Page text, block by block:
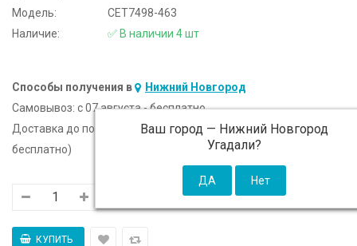
Модель:
CET7498-463
Наличие:
✅ В наличии 4 шт
Способы получения в Нижний Новгород
Ваш город — Нижний Новгород
Угадали?
Самовывоз: c 07 августа - бесплатно
Доставка до подъезда:
c 07 августа - 300 ₽ (от 5 000 ₽
бесплатно)